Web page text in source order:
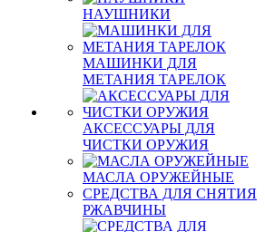
НАУШНИКИ
МАШИНКИ ДЛЯ
МЕТАНИЯ ТАРЕЛОК
АКСЕССУАРЫ ДЛЯ
ЧИСТКИ ОРУЖИЯ
МАСЛА ОРУЖЕЙНЫЕ
СРЕДСТВА ДЛЯ СНЯТИЯ
РЖАВЧИНЫ